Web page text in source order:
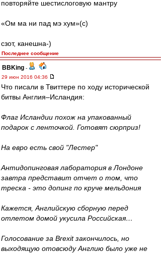
повторяйте шестислоговую мантру
«Ом ма ни пад мэ хум»(c)
сзoт, кaнешнa-)
Последнее сообщение
BBKing -
29 июн 2016 04:36
Что писали в Твиттере по ходу исторической
битвы Англия–Исландия:
Флаг Исландии похож на упакованный
подарок с ленточкой. Готовят сюрприз!
На евро есть свой "Лестер"
Антидопинговая лаборатория в Лондоне
завтра представит отчет о том, что
треска - это допинг по круче мельдония
Кажется, Английскую сборную перед
отлетом домой укусила Российская…
Голосование за Brexit закончилось, но
выходящую отовсюду Англию было уже не